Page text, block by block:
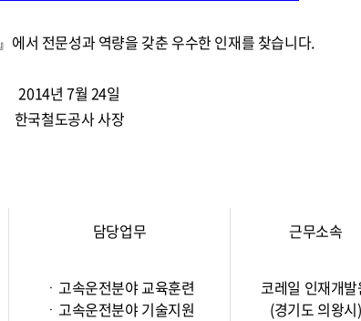
에서 전문성과 역량을 갖춘 우수한 인재를 찾습니다.
2014년 7월 24일
한국철도공사 사장
담당업무 근무소속
ㆍ고속운전분야 교육훈련
ㆍ고속운전분야 기술지원
코레일 인재개발
(경기도 의왕시)